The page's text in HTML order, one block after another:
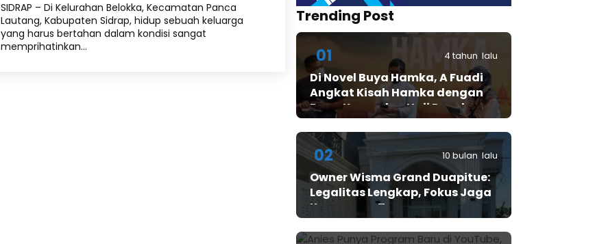
SIDRAP – Di Kelurahan Belokka, Kecamatan Panca
Lautang, Kabupaten Sidrap, hidup sebuah keluarga
yang harus bertahan dalam kondisi sangat
memprihatinkan...
Trending Post
01 4 tahun lalu
Di Novel Buya Hamka, A Fuadi
Angkat Kisah Hamka dengan
Bung Karno dan Haji Rasul
02 10 bulan lalu
Owner Wisma Grand Duapitue:
Legalitas Lengkap, Fokus Jaga
Keamanan Tamu